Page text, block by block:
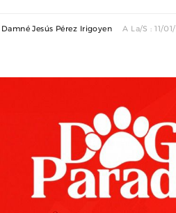
Damné Jesús Pérez Irigoyen A La/s : 11/